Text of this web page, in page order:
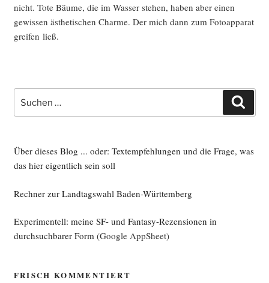
nicht. Tote Bäu­me, die im Was­ser ste­hen, haben aber einen
gewis­sen ästhe­ti­schen Charme. Der mich dann zum Foto­ap­pa­rat
grei­fen ließ.
nach:
Über dieses Blog ... oder: Textempfehlungen und die Frage, was
das hier eigentlich sein soll
Rechner zur Landtagswahl Baden-Württemberg
Experimentell: meine SF- und Fantasy-Rezensionen in
durchsuchbarer Form(Google AppSheet)
FRISCH KOMMENTIERT